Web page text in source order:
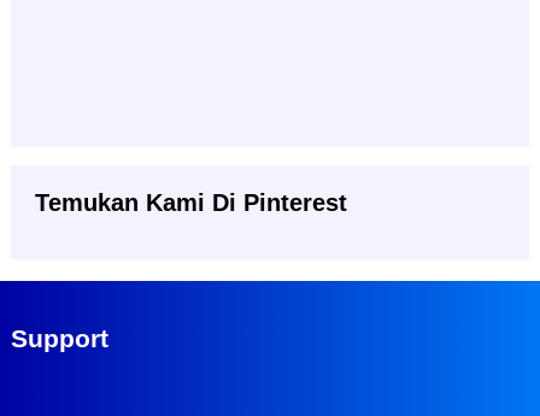
Temukan Kami Di Pinterest
Support